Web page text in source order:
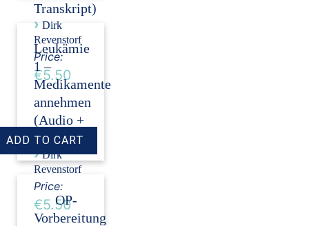
Transkript)
› Dirk
Revenstorf
Price:
€5.50
Leukämie
1 –
Medikamente
annehmen
(Audio +
Transkript)
› Dirk
Revenstorf
Price:
€5.50
OP-
Vorbereitung